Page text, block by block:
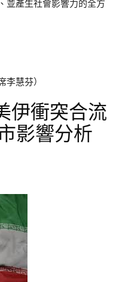
並產生社會影響力的全方
李慧芬）
伊衝突合流
影響分析